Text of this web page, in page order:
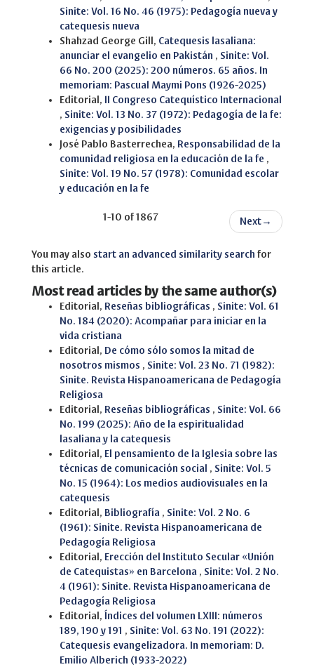
Sinite: Vol. 16 No. 46 (1975): Pedagogía nueva y
catequesis nueva
Shahzad George Gill, Catequesis lasaliana:
anunciar el evangelio en Pakistán , Sinite: Vol.
66 No. 200 (2025): 200 números. 65 años. In
memoriam: Pascual Maymi Pons (1926-2025)
Editorial,
II Congreso Catequístico Internacional
, Sinite: Vol. 13 No. 37 (1972): Pedagogía de la fe:
exigencias y posibilidades
José Pablo Basterrechea, Responsabilidad de la
comunidad religiosa en la educación de la fe ,
Sinite: Vol. 19 No. 57 (1978): Comunidad escolar
y educación en la fe
1-10 of 1867 Next →
You may also start an advanced similarity search for
this article.
Most read articles by the same author(s)
Editorial, Reseñas bibliográficas , Sinite: Vol. 61
No. 184 (2020): Acompañar para iniciar en la
vida cristiana
Editorial, De cómo sólo somos la mitad de
nosotros mismos , Sinite: Vol. 23 No. 71 (1982):
Sinite. Revista Hispanoamericana de Pedagogía
Religiosa
Editorial, Reseñas bibliográficas , Sinite: Vol. 66
No. 199 (2025): Año de la espiritualidad
lasaliana y la catequesis
Editorial, El pensamiento de la Iglesia sobre las
técnicas de comunicación social , Sinite: Vol. 5
No. 15 (1964): Los medios audiovisuales en la
catequesis
Editorial, Bibliografía , Sinite: Vol. 2 No. 6
(1961): Sinite. Revista Hispanoamericana de
Pedagogía Religiosa
Editorial, Erección del Instituto Secular «Unión
de Catequistas» en Barcelona , Sinite: Vol. 2 No.
4 (1961): Sinite. Revista Hispanoamericana de
Pedagogía Religiosa
Editorial, Índices del volumen LXIII: números
189, 190 y 191 , Sinite: Vol. 63 No. 191 (2022):
Catequesis evangelizadora. In memoriam: D.
Emilio Alberich (1933-2022)